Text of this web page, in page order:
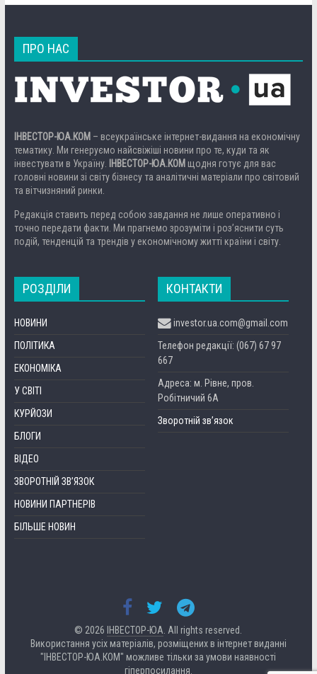
ПРО НАС
ІНВЕСТОР-ЮА.КОМ – всеукраїнське інтернет-видання на економічну
тематику. Ми генеруємо найсвіжіші новини про те, куди та як
інвестувати в Україну.
ІНВЕСТОР-ЮА.КОМ щодня готує для вас
головні новини зі світу бізнесу та аналітичні матеріали про світовий
та вітчизняний ринки.
Редакція ставить перед собою завдання не лише оперативно і
точно передати факти. Ми прагнемо зрозуміти і роз’яснити суть
подій, тенденцій та трендів у економічному житті країни і світу.
РОЗДІЛИ
НОВИНИ
ПОЛІТИКА
ЕКОНОМІКА
У СВІТІ
КУРЙОЗИ
БЛОГИ
ВІДЕО
ЗВОРОТНІЙ ЗВ’ЯЗОК
НОВИНИ ПАРТНЕРІВ
БІЛЬШЕ НОВИН
КОНТАКТИ
investor.ua.com@gmail.com
Телефон редакції: (067) 67 97
667
Адреса: м. Рівне, пров.
Робітничий 6А
Зворотній зв’язок
© 2026 ІНВЕСТОР-ЮА . All rights reserved.
Використання усіх матеріалів, розміщених в інтернет виданні
"ІНВЕСТОР-ЮА.КОМ" можливе тільки за умови наявності
гіперпосилання.